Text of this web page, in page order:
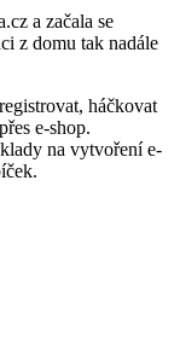
a začala se
z domu tak nadále
háčkovat
e-shop.
na vytvoření e-